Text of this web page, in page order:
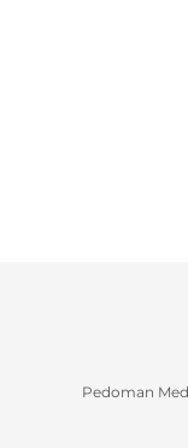
Pedoman